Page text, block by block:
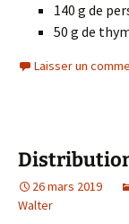
140 g de
50 g de
Laisser un
26 mars 2019
Walter